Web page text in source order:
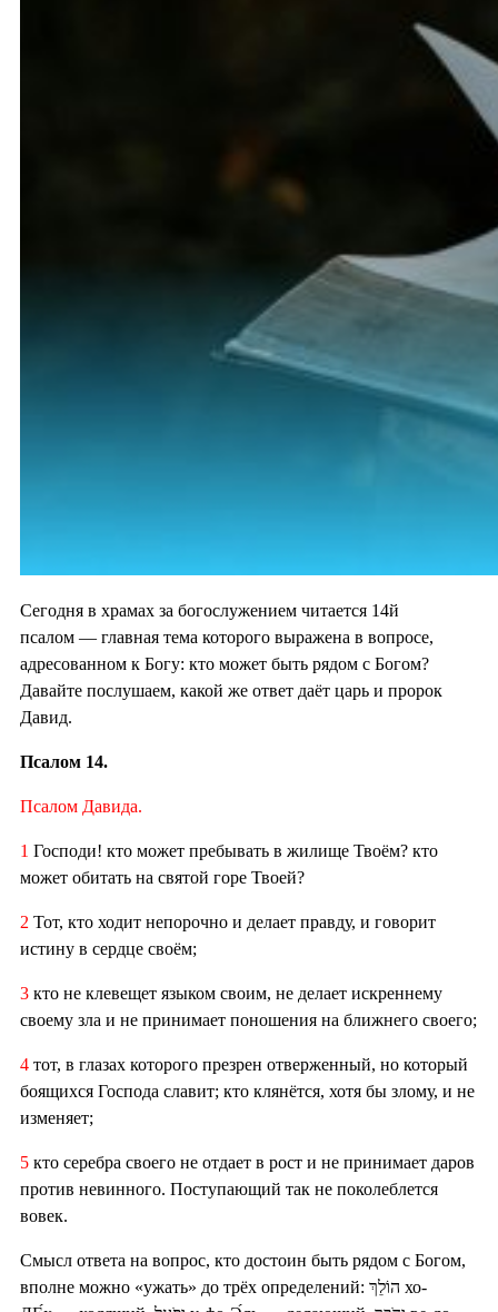
Сегодня в храмах за богослужением читается 14й
псалом — главная тема которого выражена в вопросе,
адресованном к Богу: кто может быть рядом с Богом?
Давайте послушаем, какой же ответ даёт царь и пророк
Давид.
Псалом 14.
Псалом Давида.
1 Господи! кто может пребывать в жилище Твоём? кто
может обитать на святой горе Твоей?
2 Тот, кто ходит непорочно и делает правду, и говорит
истину в сердце своём;
3 кто не клевещет языком своим, не делает искреннему
своему зла и не принимает поношения на ближнего своего;
4 тот, в глазах которого презрен отверженный, но который
боящихся Господа славит; кто клянётся, хотя бы злому, и не
изменяет;
5 кто серебра своего не отдает в рост и не принимает даров
против невинного. Поступающий так не поколеблется
вовек.
Смысл ответа на вопрос, кто достоин быть рядом с Богом,
вполне можно «ужать» до трёх определений: הוֹלֵךְ хо-